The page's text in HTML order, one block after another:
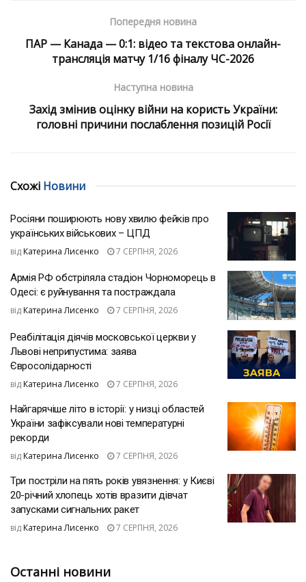
Попередня новина
ПАР — Канада — 0:1: відео та текстова онлайн-
трансляція матчу 1/16 фіналу ЧС-2026
Наступна новина
Захід змінив оцінку війни на користь України:
головні причини послаблення позицій Росії
Схожі Новини
Росіяни поширюють нову хвилю фейків про
українських військових – ЦПД
від Катерина Лисенко 7 СЕРПНЯ, 2026
Армія РФ обстріляла стадіон Чорноморець в
Одесі: є руйнування та постраждала
від Катерина Лисенко 7 СЕРПНЯ, 2026
Реабілітація діячів московської церкви у
Львові неприпустима: заява
Євросолідарності
від Катерина Лисенко 7 СЕРПНЯ, 2026
Найгарячіше літо в історії: у низці областей
України зафіксували нові температурні
рекорди
від Катерина Лисенко 7 СЕРПНЯ, 2026
Три постріли на пять років увязнення: у Києві
20-річний хлопець хотів вразити дівчат
запусками сигнальних ракет
від Катерина Лисенко 7 СЕРПНЯ, 2026
Останні новини